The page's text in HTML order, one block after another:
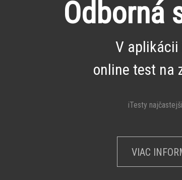
Odborná
V aplikácii
online test na
iTesty
VIAC